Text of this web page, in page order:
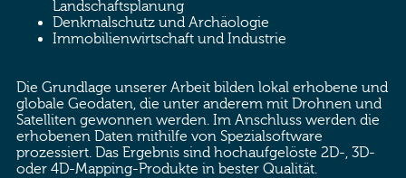
Landschaftsplanung
Denkmalschutz und Archäologie
Immobilienwirtschaft und Industrie
Die Grundlage unserer Arbeit bilden lokal erhobene und
globale Geodaten, die unter anderem mit Drohnen und
Satelliten gewonnen werden. Im Anschluss werden die
erhobenen Daten mithilfe von Spezialsoftware
prozessiert. Das Ergebnis sind hochaufgelöste 2D-, 3D-
oder 4D-Mapping-Produkte in bester Qualität.